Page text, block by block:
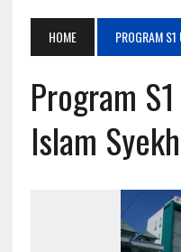
HOME PROGRAM
Program
Islam